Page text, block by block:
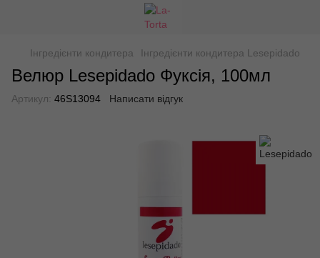
Інгредієнти кондитера Інгредієнти кондитера Lesepidado
Велюр Lesepidado Фуксiя, 100мл
Артикул: 46S13094 Написати відгук